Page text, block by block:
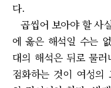
다.
곱씹어 보아야 할 사
에 옳은 해석일 수는
대의 해석은 뒤로 물
점화하는 것이 여성의